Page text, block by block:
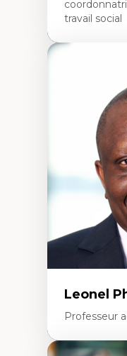
travail social
Travail
nouvelles
éducation
Minorités
Études
Méthodes
antiraciste,
Approche
Pair-
choisie et
Recherche
et centrée
Leonel
Professeur